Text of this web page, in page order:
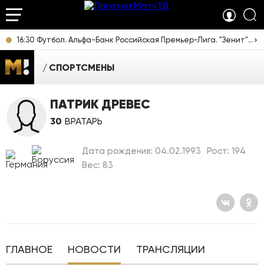
16:30 Футбол. Альфа-Банк Российская Премьер-Лига. "Зенит" (Санкт-Петербург) - "Родина" (Москва). Прямая трансляция
СПОРТСМЕНЫ
ПАТРИК ДРЕВЕС
30 ВРАТАРЬ
Дата рождения: 04.02.1993
Рост: 194
Вес: 83
ГЛАВНОЕ НОВОСТИ ТРАНСЛЯЦИИ